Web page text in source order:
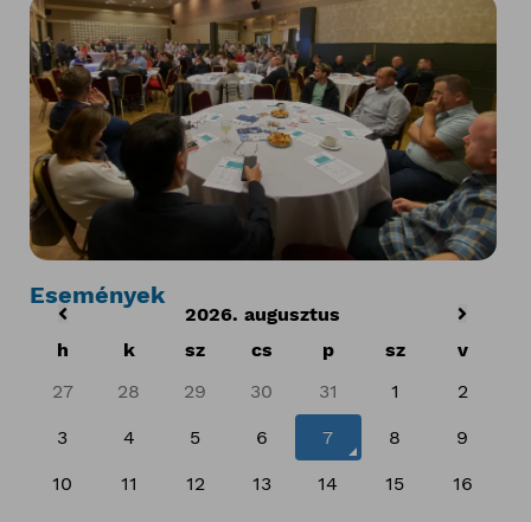
Események
2026. augusztus
h
k sz cs p sz
v
27
28 29 30 31 1 2
3 4 5 6 7 8 9
10 11 12 13 14 15 16